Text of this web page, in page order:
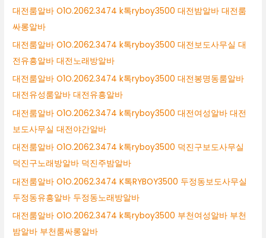
대전룸알바 O1O.2062.3474 k톡ryboy3500 대전밤알바 대전룸
싸롱알바
대전룸알바 O1O.2062.3474 k톡ryboy3500 대전보도사무실 대
전유흥알바 대전노래방알바
대전룸알바 O1O.2062.3474 k톡ryboy3500 대전봉명동룸알바
대전유성룸알바 대전유흥알바
대전룸알바 O1O.2062.3474 k톡ryboy3500 대전여성알바 대전
보도사무실 대전야간알바
대전룸알바 O1O.2062.3474 k톡ryboy3500 덕진구보도사무실
덕진구노래방알바 덕진주밤알바
대전룸알바 O1O.2062.3474 K톡RYBOY3500 두정동보도사무실
두정동유흥알바 두정동노래방알바
대전룸알바 O1O.2062.3474 k톡ryboy3500 부천여성알바 부천
밤알바 부천룸싸롱알바